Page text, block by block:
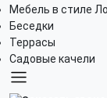
Мебель в стиле
Беседки
Террасы
Садовые качели